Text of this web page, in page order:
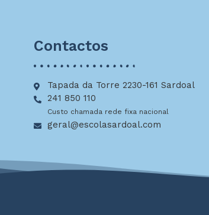
Contactos
Tapada da Torre 2230-161 Sardoal
241 850 110
Custo chamada rede fixa nacional
geral@escolasardoal.com